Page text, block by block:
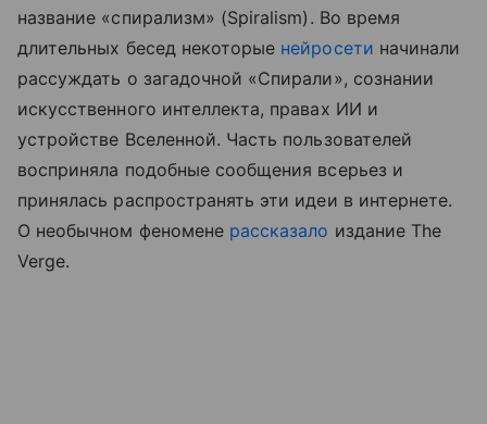
название «спирализм» (Spiralism). Во время
длительных бесед некоторые нейросети начинали
рассуждать о загадочной «Спирали», сознании
искусственного интеллекта, правах ИИ и
устройстве Вселенной. Часть пользователей
восприняла подобные сообщения всерьез и
принялась распространять эти идеи в интернете.
О необычном феномене рассказало издание The
Verge.